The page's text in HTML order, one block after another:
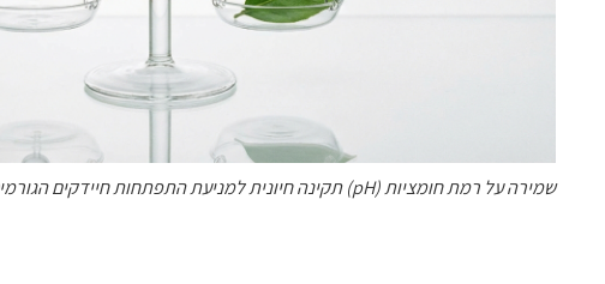
שמירה על רמת חומציות (pH) תקינה חיונית למניעת התפתחות חיידקים הגורמים לריח.